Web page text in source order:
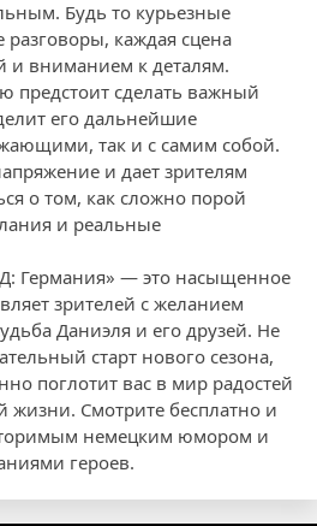
Будь то курьезные
каждая сцена
и вниманием к деталям.
предстоит сделать важный
его дальнейшие
так и с самим собой.
и дает зрителям
о том, как сложно порой
и реальные
Германия» — это насыщенное
зрителей с желанием
Даниэля и его друзей. Не
старт нового сезона,
поглотит вас в мир радостей
жизни. Смотрите бесплатно и
немецким юмором и
героев.